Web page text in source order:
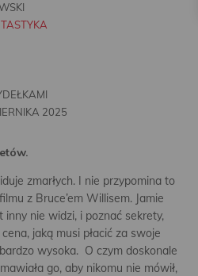
2025
zmarłych. I nie przypomina to
z Bruce’em Willisem. Jamie
inny nie widzi, i poznać sekrety,
jaką musi płacić za swoje
wysoka. O czym doskonale
go, aby nikomu nie mówił,